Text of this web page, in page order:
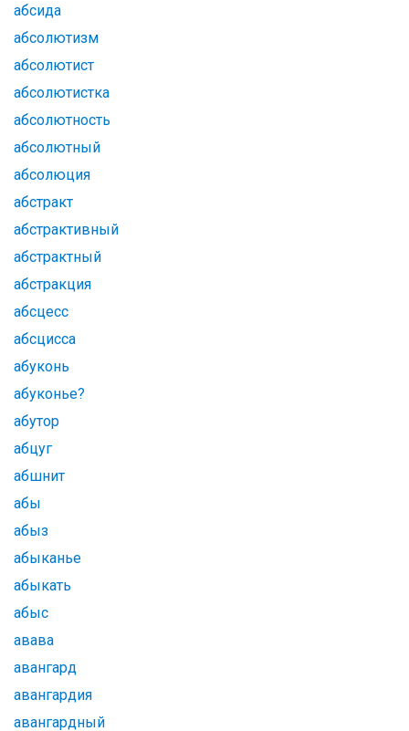
абсида
абсолютизм
абсолютист
абсолютистка
абсолютность
абсолютный
абсолюция
абстракт
абстрактивный
абстрактный
абстракция
абсцесс
абсцисса
абуконь
абуконье?
абутор
абцуг
абшнит
абы
абыз
абыканье
абыкать
абыс
авава
авангард
авангардия
авангардный